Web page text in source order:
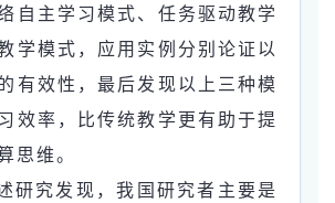
自主学习模式、任务驱动教学
学模式，应用实例分别论证以
有效性，最后发现以上三种模
效率，比传统教学更有助于提
思维。
研究发现，我国研究者主要是